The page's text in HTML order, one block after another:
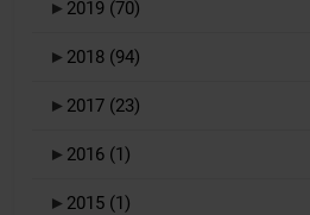
► 2019 (70)
► 2018 (94)
► 2017 (23)
► 2016 (1)
► 2015 (1)